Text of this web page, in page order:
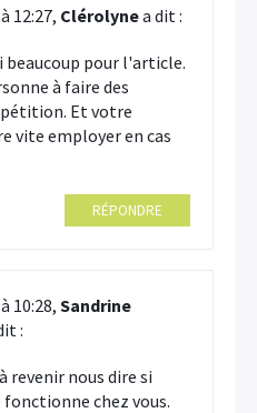
12:27, Clérolynea dit :
beaucoup pour l'article.
à faire des
Et votre
vite employer en cas
RÉPONDRE
10:28, Sandrine
:
revenir nous dire si
chez vous.